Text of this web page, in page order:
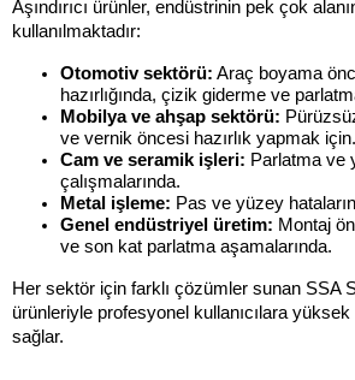
Aşındırıcı ürünler, endüstrinin pek çok
kullanılmaktadır:
Otomotiv sektörü: Araç boyama
hazırlığında, çizik giderme ve
Mobilya ve ahşap sektörü:
ve vernik öncesi hazırlık yapmak için.
Cam ve seramik işleri: Parlatma ve
çalışmalarında.
Metal işleme: Pas ve yüzey
Genel endüstriyel üretim: Montaj
ve son kat parlatma aşamalarında.
Her sektör için farklı çözümler sunan SSA
ürünleriyle profesyonel kullanıcılara yüksek
sağlar.